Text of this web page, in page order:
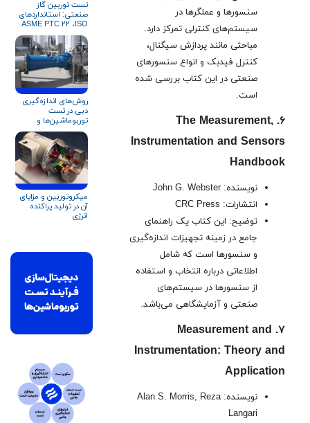
سنسورها و عملگرها در
سیستم‌های کنترلی تمرکز دارد.
مباحثی مانند پردازش سیگنال،
کنترل فیدبک و انواع سنسورهای
صنعتی در این کتاب بررسی شده
است.
۶. The Measurement,
Instrumentation and Sensors
Handbook
نویسنده: John G. Webster
انتشارات: CRC Press
توضیح: این کتاب یک راهنمای
جامع در زمینه تجهیزات اندازه‌گیری
و سنسورها است که شامل
اطلاعاتی درباره انتخاب و استفاده
از سنسورها در سیستم‌های
صنعتی و آزمایشگاهی می‌باشد.
۷. Measurement and
Instrumentation: Theory and
Application
نویسنده: Alan S. Morris, Reza
Langari
تست توربین گاز
صنعتی: استانداردهای
ASME PTC ۲۲ ،ISO
۲۳۱۴ و API ۶۱۶
روش‌های اندازه‌گیری
دبی در تست
توربوماشین‌ها و
تجهیزات دوار
میکروتوربین و مزایای
آن در تولید پراکنده
انرژی